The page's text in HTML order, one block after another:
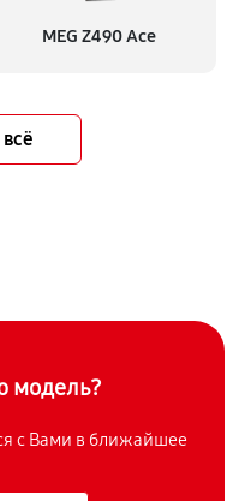
MEG Z490 Ace
модель?
с Вами в ближайшее